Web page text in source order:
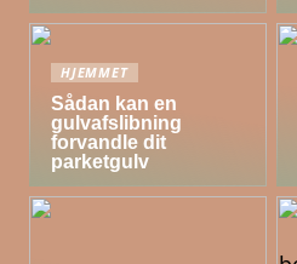
HJEMMET
Sådan kan en
gulvafslibning
forvandle dit
parketgulv